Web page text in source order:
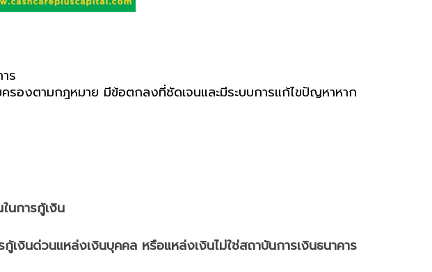
ร
รองตามกฎหมาย มีข้อตกลงที่ชัดเจนและมีระบบการแก้ไขปัญหาหาก
นการกู้เงิน
กู้เงินด่วนแหล่งเงินบุคคล หรือแหล่งเงินไม่ใช่สถาบันการเงินธนาคาร